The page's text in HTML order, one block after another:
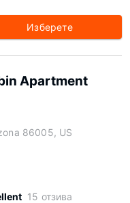
Изберете
Apartment
86005, US
15 отзива